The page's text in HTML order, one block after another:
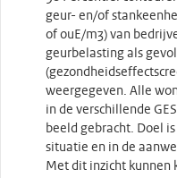
geur- en/of
of ouE/m3) van
geurbelasting als
weergegeven. Alle
in de verschillende
beeld gebracht. Doel
situatie en in de
Met dit inzicht kunnen